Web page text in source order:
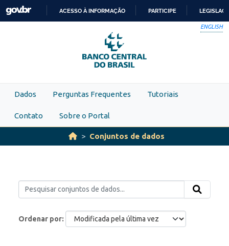
Skip to main content
PARA
O
CONTEÚDO
ACESSO À INFORMAÇÃO PARTICIPE
ENGLISH
Dados Perguntas Frequentes Tutoriais
Contato Sobre o Portal
Conjuntos de dados
Ordenar por